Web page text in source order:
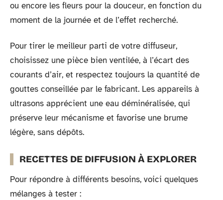
ou encore les fleurs pour la douceur, en fonction du
moment de la journée et de l’effet recherché.
Pour tirer le meilleur parti de votre diffuseur,
choisissez une pièce bien ventilée, à l’écart des
courants d’air, et respectez toujours la quantité de
gouttes conseillée par le fabricant. Les appareils à
ultrasons apprécient une eau déminéralisée, qui
préserve leur mécanisme et favorise une brume
légère, sans dépôts.
RECETTES DE DIFFUSION À EXPLORER
Pour répondre à différents besoins, voici quelques
mélanges à tester :